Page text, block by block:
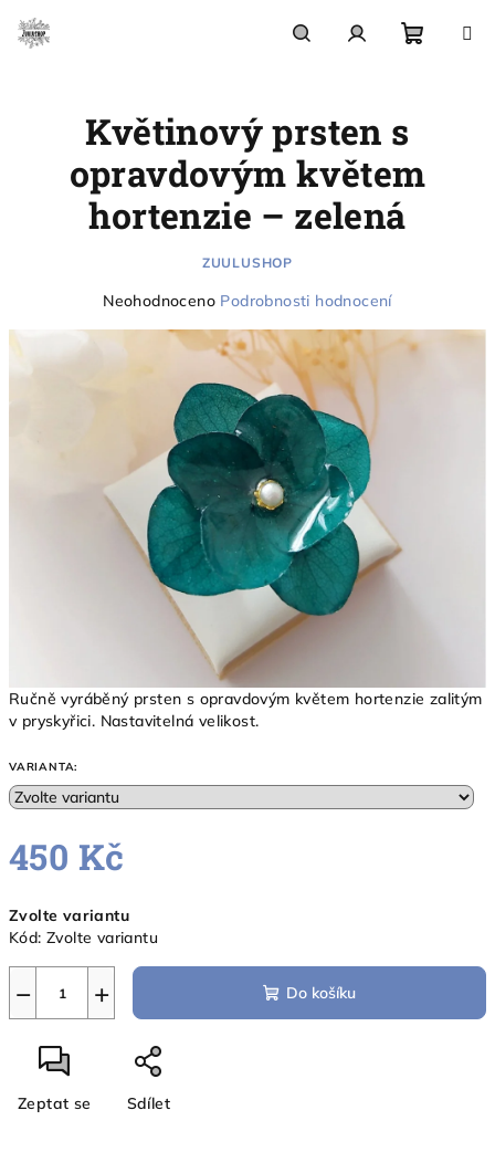
obsah
Ručně vyráběný prsten s opravdovým květem hortenzie zalitým
v pryskyřici. Nastavitelná velikost.
VARIANTA:
450 Kč
cena:
Zvolte variantu
Kód: Zvolte variantu
+
− Do košíku
Zeptat se Sdílet
Květinový prsten s
opravdovým květem
hortenzie – zelená
ZUULUSHOP
Průměrné
hvězdiček.
Neohodnoceno Podrobnosti hodnocení